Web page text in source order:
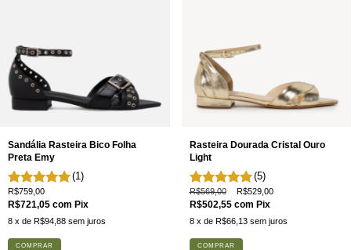
Sandália Rasteira Bico Folha
Preta Emy
(1)
R$759,00
R$721,05 com Pix
8 x de R$94,88 sem juros
COMPRAR
Rasteira Dourada Cristal Ouro
Light
(5)
R$569,00 R$529,00
R$502,55 com Pix
8 x de R$66,13 sem juros
COMPRAR